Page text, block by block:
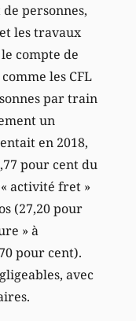
personnes,
les travaux
compte de
les CFL
par train
un
en 2018,
pour cent du
activité fret »
(27,20 pour
» à
pour cent).
avec